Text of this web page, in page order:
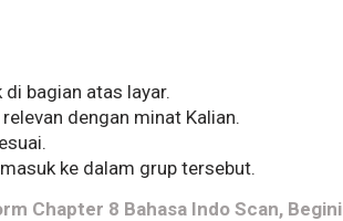
bagian atas layar.
dengan minat Kalian.
ke dalam grup tersebut.
Chapter 8 Bahasa Indo Scan, Begini